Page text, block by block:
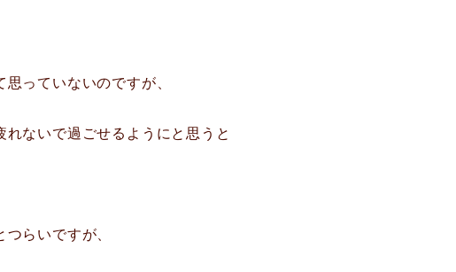
っていないのですが、
ないで過ごせるようにと思うと
らいですが、